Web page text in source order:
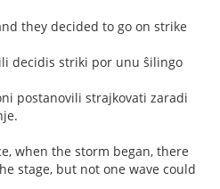
they decided to go on strike
decidis striki por unu ŝilingo
postanovili strajkovati zaradi
when the storm began, there
stage, but not one wave could